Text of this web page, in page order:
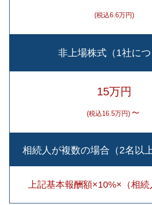
(税込6.6万円)
非上場株式（1社につ
15万円
(税込16.5万円) ～
相続人が複数の場合（2名以
上記基本報酬額×10%×（相続